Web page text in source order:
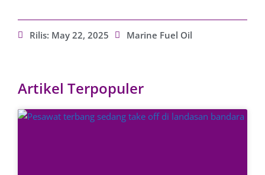
Rilis: May 22, 2025 Marine Fuel Oil
Artikel Terpopuler